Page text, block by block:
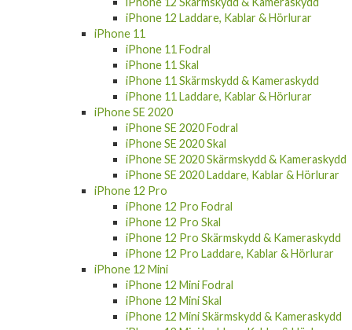
Hörlurar
iPhone 12
iPhone 12 Fodral
iPhone 12 Skal
iPhone 12 Skärmskydd & Kameraskydd
iPhone 12 Laddare, Kablar & Hörlurar
iPhone 11
iPhone 11 Fodral
iPhone 11 Skal
iPhone 11 Skärmskydd & Kameraskydd
iPhone 11 Laddare, Kablar & Hörlurar
iPhone SE 2020
iPhone SE 2020 Fodral
iPhone SE 2020 Skal
iPhone SE 2020 Skärmskydd & Kameraskydd
iPhone SE 2020 Laddare, Kablar & Hörlurar
iPhone 12 Pro
iPhone 12 Pro Fodral
iPhone 12 Pro Skal
iPhone 12 Pro Skärmskydd & Kameraskydd
iPhone 12 Pro Laddare, Kablar & Hörlurar